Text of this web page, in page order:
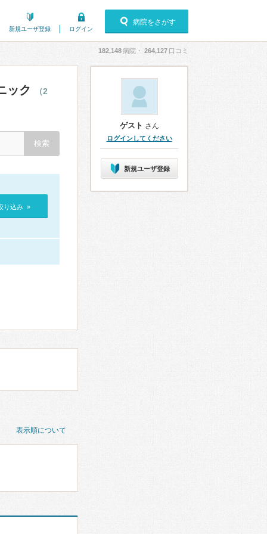
新規ユーザ登録 ログイン
病院をさがす
182,148病院・ 264,127 口コミ
ック （2
り込み »
表示順について
ゲスト さん
ログインしてください
新規ユーザ登録